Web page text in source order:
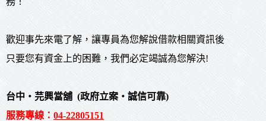
歡迎事先來電了解，讓專員為您解說借款相關資訊後
只要您有資金上的困難，我們必定竭誠為您解決!
台中‧芫興當舖 (政府立案‧誠信可靠)
服務專線 ： 04-22805151